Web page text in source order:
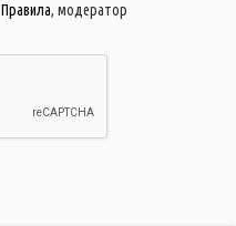
Правила, модератор